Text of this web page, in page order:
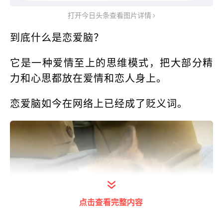
打开今日头条查看图片详情
到底什么是恋爱脑？
它是一种爱情至上的思维模式，把大部分精
力和心思都放在爱情和恋人身上。
恋爱脑如今在网络上已经成了贬义词。
点击查看完整内容